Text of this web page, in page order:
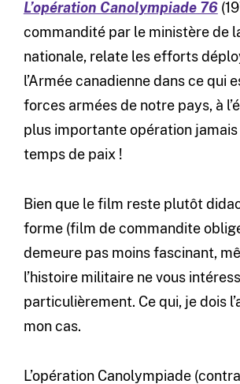
L’opération Canolympiade 76
commandité par le ministère de
nationale, relate les efforts
l’Armée canadienne dans ce qui
forces armées de notre pays, à
plus importante opération
temps de paix !
Bien que le film reste plutôt
forme (film de commandite
demeure pas moins fascinant,
l’histoire militaire ne vous
particulièrement. Ce qui, je dois
mon cas.
L’opération Canolympiade